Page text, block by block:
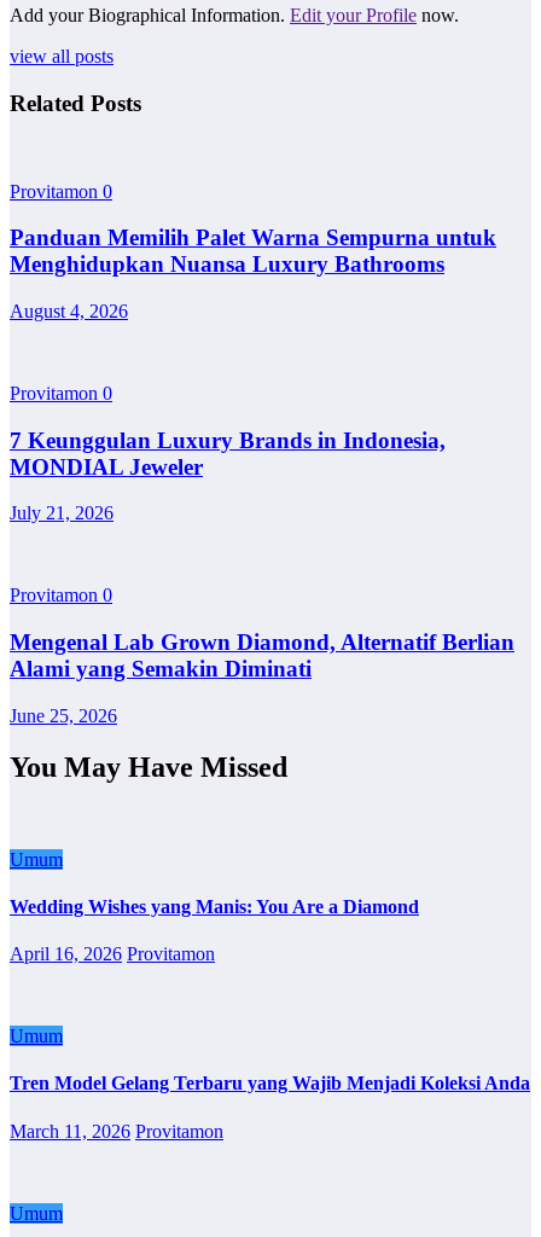
Add your Biographical Information. Edit your Profile now.
view all posts
Related Posts
Provitamon 0
Panduan Memilih Palet Warna Sempurna untuk
Menghidupkan Nuansa Luxury Bathrooms
August 4, 2026
Provitamon 0
7 Keunggulan Luxury Brands in Indonesia,
MONDIAL Jeweler
July 21, 2026
Provitamon 0
Mengenal Lab Grown Diamond, Alternatif Berlian
Alami yang Semakin Diminati
June 25, 2026
You May Have Missed
Umum
Wedding Wishes yang Manis: You Are a Diamond
April 16, 2026 Provitamon
Umum
Tren Model Gelang Terbaru yang Wajib Menjadi Koleksi Anda
March 11, 2026 Provitamon
Umum